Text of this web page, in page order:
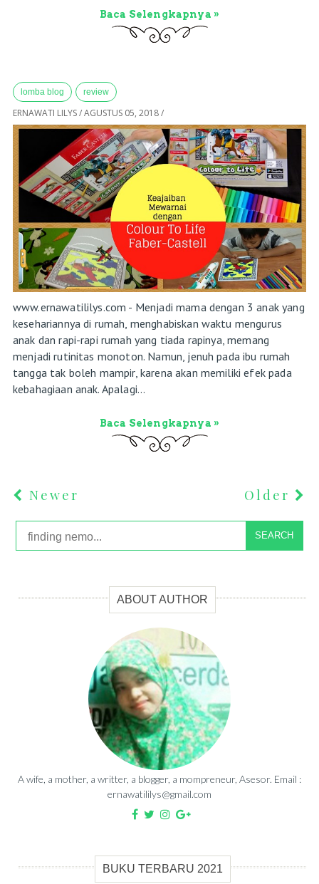
Baca Selengkapnya »
lomba blog review
ERNAWATI LILYS/AGUSTUS 05, 2018/
www.ernawatililys.com - Menjadi mama dengan 3 anak yang
kesehariannya di rumah, menghabiskan waktu mengurus
anak dan rapi-rapi rumah yang tiada rapinya, memang
menjadi rutinitas monoton. Namun, jenuh pada ibu rumah
tangga tak boleh mampir, karena akan memiliki efek pada
kebahagiaan anak. Apalagi...
Baca Selengkapnya »
Newer Older
SEARCH
ABOUT AUTHOR
A wife, a mother, a writter, a blogger, a mompreneur, Asesor. Email :
ernawatililys@gmail.com
BUKU TERBARU 2021